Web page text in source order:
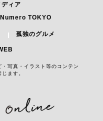
プライバシーポリシー
著作権について
のご案内
Numero TOKYO
孤独のグルメ